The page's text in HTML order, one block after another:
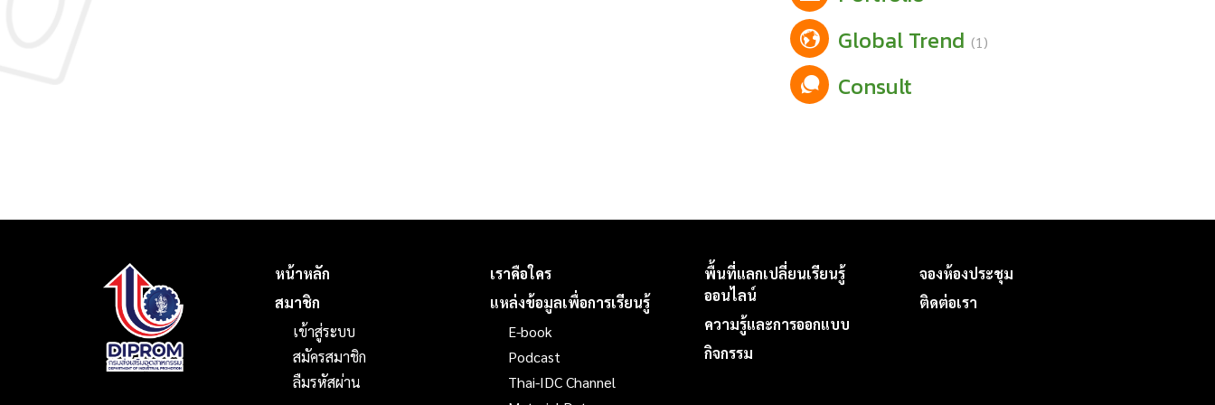
Global Trend (1)
Consult
หน้าหลัก
สมาชิก
เข้าสู่ระบบ
สมัครสมาชิก
ลืมรหัสผ่าน
เราคือใคร
แหล่งข้อมูลเพื่อการเรียนรู้
E-book
Podcast
Thai-IDC Channel
พื้นที่แลกเปลี่ยนเรียนรู้
ออนไลน์
ความรู้และการออกแบบ
กิจกรรม
จองห้องประชุม
ติดต่อเรา